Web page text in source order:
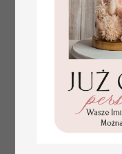
lub srebrne napisy
tłoczone kwiaty na
winietkach ślubnych